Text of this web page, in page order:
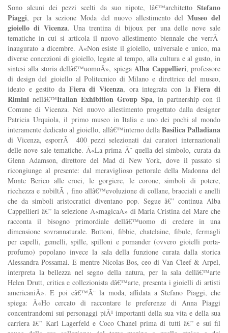
Sono alcuni dei pezzi scelti da suo nipote, lâ€™architetto Stefano
Piaggi, per la sezione Moda del nuovo allestimento del Museo del
gioiello di Vicenza. Una trentina di bijoux per una delle nove sale
tematiche in cui si articola il nuovo allestimento biennale che verrÃ
inaugurato a dicembre. Â«Non esiste il gioiello, universale e unico, ma
diverse concezioni di gioiello, legate al tempo, alla cultura e al gusto, in
sintesi alla storia dellâ€™uomoÂ», spiegaAlba Cappellieri, professore
di design del gioiello al Politecnico di Milano e direttrice del museo,
ideato e gestito da Fiera di Vicenza, ora integrata con laFiera di
Rimini nellâ€™Italian Exhibition Group Spa, in partnership con il
Comune di Vicenza. Nel nuovo allestimento progettato dalla designer
Patricia Urquiola, il primo museo in Italia e uno dei pochi al mondo
interamente dedicato al gioiello, allâ€™interno della Basilica Palladiana
di Vicenza, esporrÃ 400 pezzi selezionati dai curatori internazionali
delle nove sale tematiche. Â«La prima Ã¨ quella del simbolo, curata da
Glenn Adamson, direttore del Mad di New York, dove il passato si
ricongiunge al presente: dal meraviglioso pettorale della Madonna del
Monte Berico alle croci, le gorgiere, le corone, simboli di potere,
ricchezza e nobiltÃ , fino allâ€™evoluzione di collane, bracciali e anelli
che da simboli aristocratici diventano pop. Segue â€” continua Alba
Cappellieri â€” la selezione Â«magicaÂ» di Maria Cristina del Mare che
racconta il bisogno primordiale dellâ€™uomo di credere in una
dimensione sovrannaturale. Bottoni, fibbie, chatelaine, fibule, fermagli
per capelli, gemelli, spille, spilloni e pomander (ovvero gioielli porta-
profumo) popolano invece la sala della funzione curata dalla storica
Alessandra Possamai. E mentre Nicolas Bos, ceo di Van Cleef & Arpel,
interpreta la bellezza nel segno della natura, per la sala dellâ€™arte
Helen Drutt, critica e collezionista dâ€™arte, presenta i gioielli di artisti
americaniÂ». E poi câ€™Ã¨ la moda, affidata a Stefano Piaggi, che
spiega: Â«Ho cercato di raccontare le preferenze di Anna Piaggi
concentrandomi sui personaggi piÃ¹ importanti della sua vita e della sua
carriera â€” Karl Lagerfeld e Coco Chanel prima di tutti â€” e sui fil